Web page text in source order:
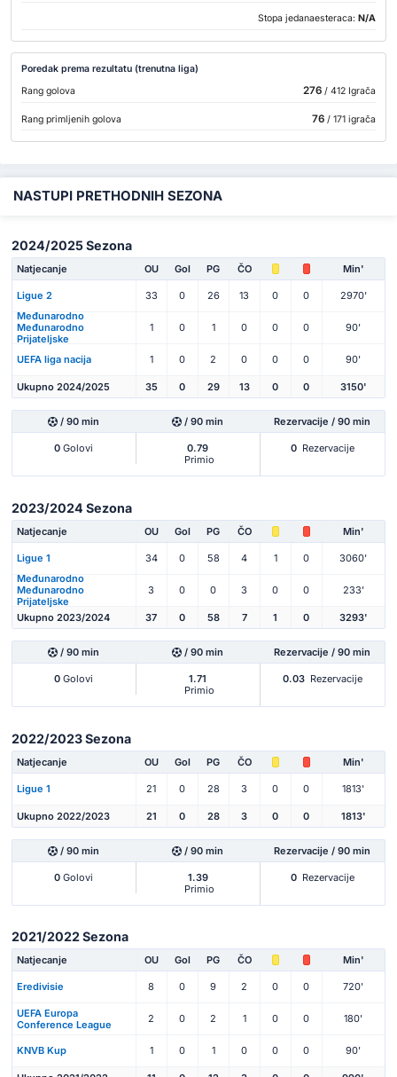
Stopa jedanaesteraca: N/A
Poredak prema rezultatu (trenutna liga)
Rang golova
276/ 412 Igrača
Rang primljenih golova 76/ 171 igrača
NASTUPI PRETHODNIH SEZONA
2024/2025 Sezona
Natjecanje OU Gol PG ČO Min'
Ligue 2 33 0 26 13 0 0
2970'
Međunarodno
Međunarodno
Prijateljske
1 0 1 0 0 0 90'
UEFA liga nacija 1 0 2 0 0 0 90'
Ukupno 2024/2025 35 0 29 13 0 0 3150'
/ 90 min / 90 min Rezervacije / 90 min
0 Golovi
0.79
Primio
0 Rezervacije
2023/2024 Sezona
Natjecanje OU Gol PG ČO Min'
Ligue 1 34 0 58 4 1 0
3060'
Međunarodno
Međunarodno
Prijateljske
3 0 0 3 0 0 233'
Ukupno 2023/2024 37 0 58 7 1 0 3293'
/ 90 min / 90 min Rezervacije / 90 min
0 Golovi
1.71
Primio
0.03 Rezervacije
2022/2023 Sezona
Natjecanje OU Gol PG ČO Min'
Ligue 1 21 0 28 3 0 0 1813'
Ukupno 2022/2023 21 0 28 3 0 0 1813'
/ 90 min / 90 min Rezervacije / 90 min
0 Golovi
1.39
Primio
0 Rezervacije
2021/2022 Sezona
Natjecanje OU Gol PG ČO Min'
Eredivisie 8 0 9 2 0 0 720'
UEFA Europa
Conference League
2 0 2 1 0 0 180'
KNVB Kup 1 0 1 0 0 0 90'